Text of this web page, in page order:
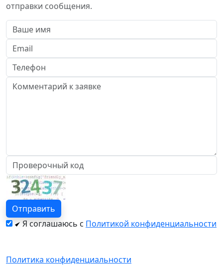
отправки сообщения.
Я соглашаюсь с Политикой конфиденциальности
Политика конфиденциальности